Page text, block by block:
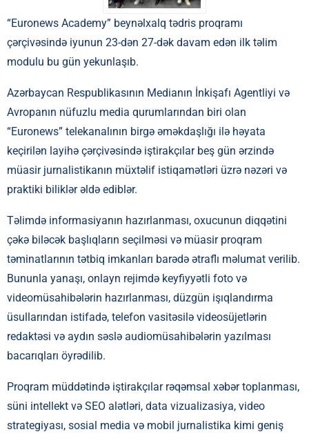
“Euronews Academy” beynəlxalq tədris proqramı
çərçivəsində iyunun 23-dən 27-dək davam edən ilk təlim
modulu bu gün yekunlaşıb.
Azərbaycan Respublikasının Medianın İnkişafı Agentliyi və
Avropanın nüfuzlu media qurumlarından biri olan
“Euronews” telekanalının birgə əməkdaşlığı ilə həyata
keçirilən layihə çərçivəsində iştirakçılar beş gün ərzində
müasir jurnalistikanın müxtəlif istiqamətləri üzrə nəzəri və
praktiki biliklər əldə ediblər.
Təlimdə informasiyanın hazırlanması, oxucunun diqqətini
çəkə biləcək başlıqların seçilməsi və müasir proqram
təminatlarının tətbiq imkanları barədə ətraflı məlumat verilib.
Bununla yanaşı, onlayn rejimdə keyfiyyətli foto və
videomüsahibələrin hazırlanması, düzgün işıqlandırma
üsullarından istifadə, telefon vasitəsilə videosüjetlərin
redaktəsi və aydın səslə audiomüsahibələrin yazılması
bacarıqları öyrədilib.
Proqram müddətində iştirakçılar rəqəmsal xəbər toplanması,
süni intellekt və SEO alətləri, data vizualizasiya, video
strategiyası, sosial media və mobil jurnalistika kimi geniş